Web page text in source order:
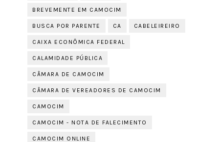
BREVEMENTE EM CAMOCIM
BUSCA POR PARENTE CA CABELEIREIRO
CAIXA ECONÔMICA FEDERAL
CALAMIDADE PÚBLICA
CÂMARA DE CAMOCIM
CÂMARA DE VEREADORES DE CAMOCIM
CAMOCIM
CAMOCIM - NOTA DE FALECIMENTO
CAMOCIM ONLINE